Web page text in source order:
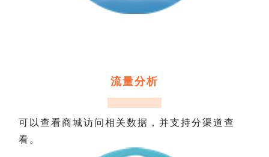
流量分析
可以查看商城访问相关数据，并支持分渠道查
看。